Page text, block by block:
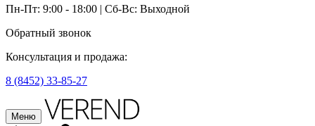
Пн-Пт: 9:00 - 18:00 | Сб-Вс: Выходной
Обратный звонок
Консультация и продажа:
8 (8452) 33-85-27
Меню